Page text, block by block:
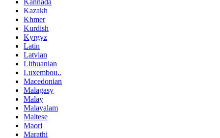
Kazakh
Khmer
Kurdish
Kyrgyz
Latin
Latvian
Lithuanian
Luxembou..
Macedonian
Malagasy
Malay
Malayalam
Maltese
Maori
Marathi